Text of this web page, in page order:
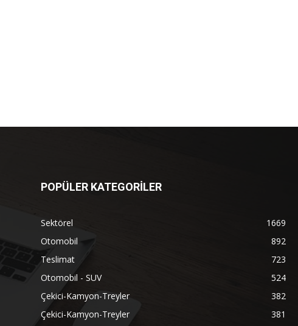
POPÜLER KATEGORİLER
Sektörel
1669
Otomobil
892
Teslimat
723
Otomobil - SUV
524
Çekici-Kamyon-Treyler
382
Çekici-Kamyon-Treyler
381